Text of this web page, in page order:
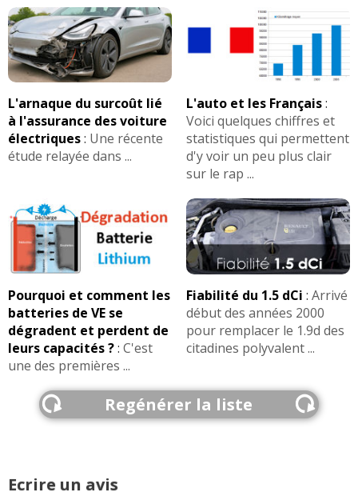
L'arnaque du surcoût lié
à l'assurance des voiture
électriques: Une récente
étude relayée dans ...
L'auto et les Français:
Voici quelques chiffres et
statistiques qui permettent
d'y voir un peu plus clair
sur le rap ...
Pourquoi et comment les
batteries de VE se
dégradent et perdent de
leurs capacités ?: C'est
une des premières ...
Fiabilité du 1.5 dCi : Arrivé
début des années 2000
pour remplacer le 1.9d des
citadines polyvalent ...
Regénérer la liste
Ecrire un avis